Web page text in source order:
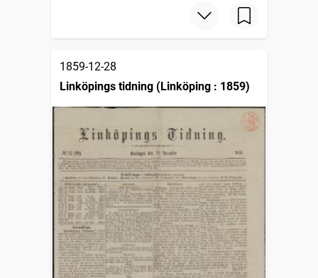
1859-12-28
Linköpings tidning (Linköping : 1859)